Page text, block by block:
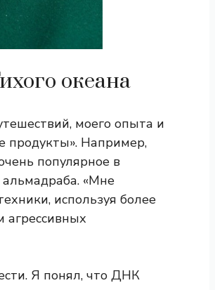
океана
моего опыта и
продукты». Например,
популярное в
«Мне
используя более
агрессивных
Я понял, что ДНК